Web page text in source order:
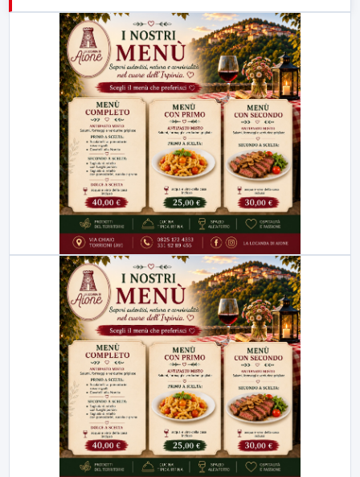
LabNews (replica)